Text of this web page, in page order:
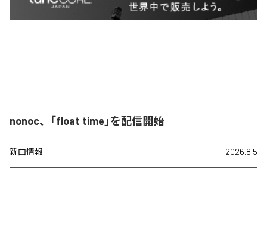
nonoc、「float time」を配信開始
新曲情報 2026.8.5